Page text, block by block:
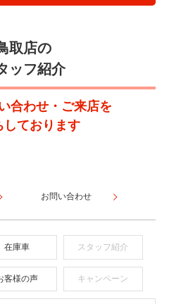
取店の
ッフ紹介
合わせ・ご来店を
しております
お問い合わせ
在庫車 スタッフ紹介
客様の声 キャンペーン